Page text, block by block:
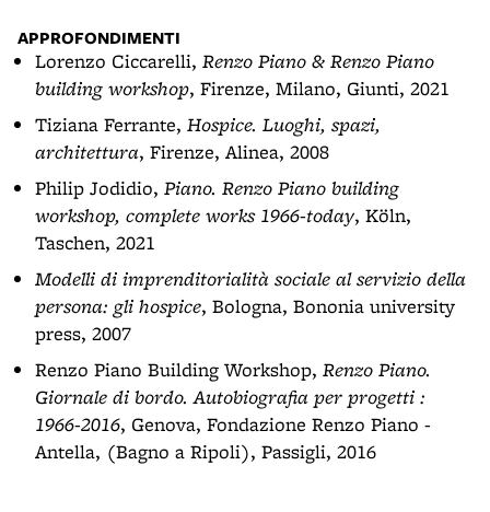
APPROFONDIMENTI
Lorenzo Ciccarelli, Renzo Piano & Renzo Piano
building workshop, Firenze, Milano, Giunti, 2021
Tiziana Ferrante, Hospice. Luoghi, spazi,
architettura, Firenze, Alinea, 2008
Philip Jodidio, Piano. Renzo Piano building
workshop, complete works 1966-today, Köln,
Taschen, 2021
Modelli di imprenditorialità sociale al servizio della
persona: gli hospice, Bologna, Bononia university
press, 2007
Renzo Piano Building Workshop, Renzo Piano.
Giornale di bordo. Autobiografia per progetti :
1966-2016, Genova, Fondazione Renzo Piano -
Antella, (Bagno a Ripoli), Passigli, 2016